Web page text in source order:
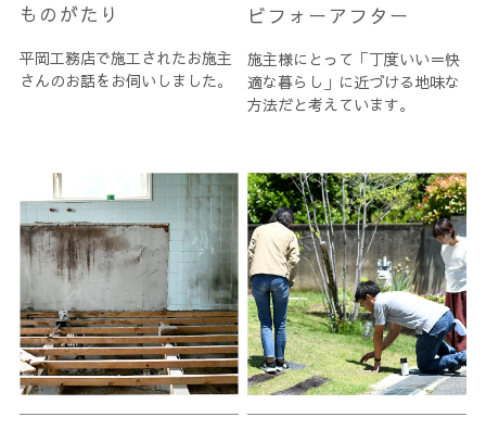
ものがたり
平岡工務店で施工されたお施主
さんのお話をお伺いしました。
ビフォーアフター
施主様にとって「丁度いい＝快
適な暮らし」に近づける地味な
方法だと考えています。